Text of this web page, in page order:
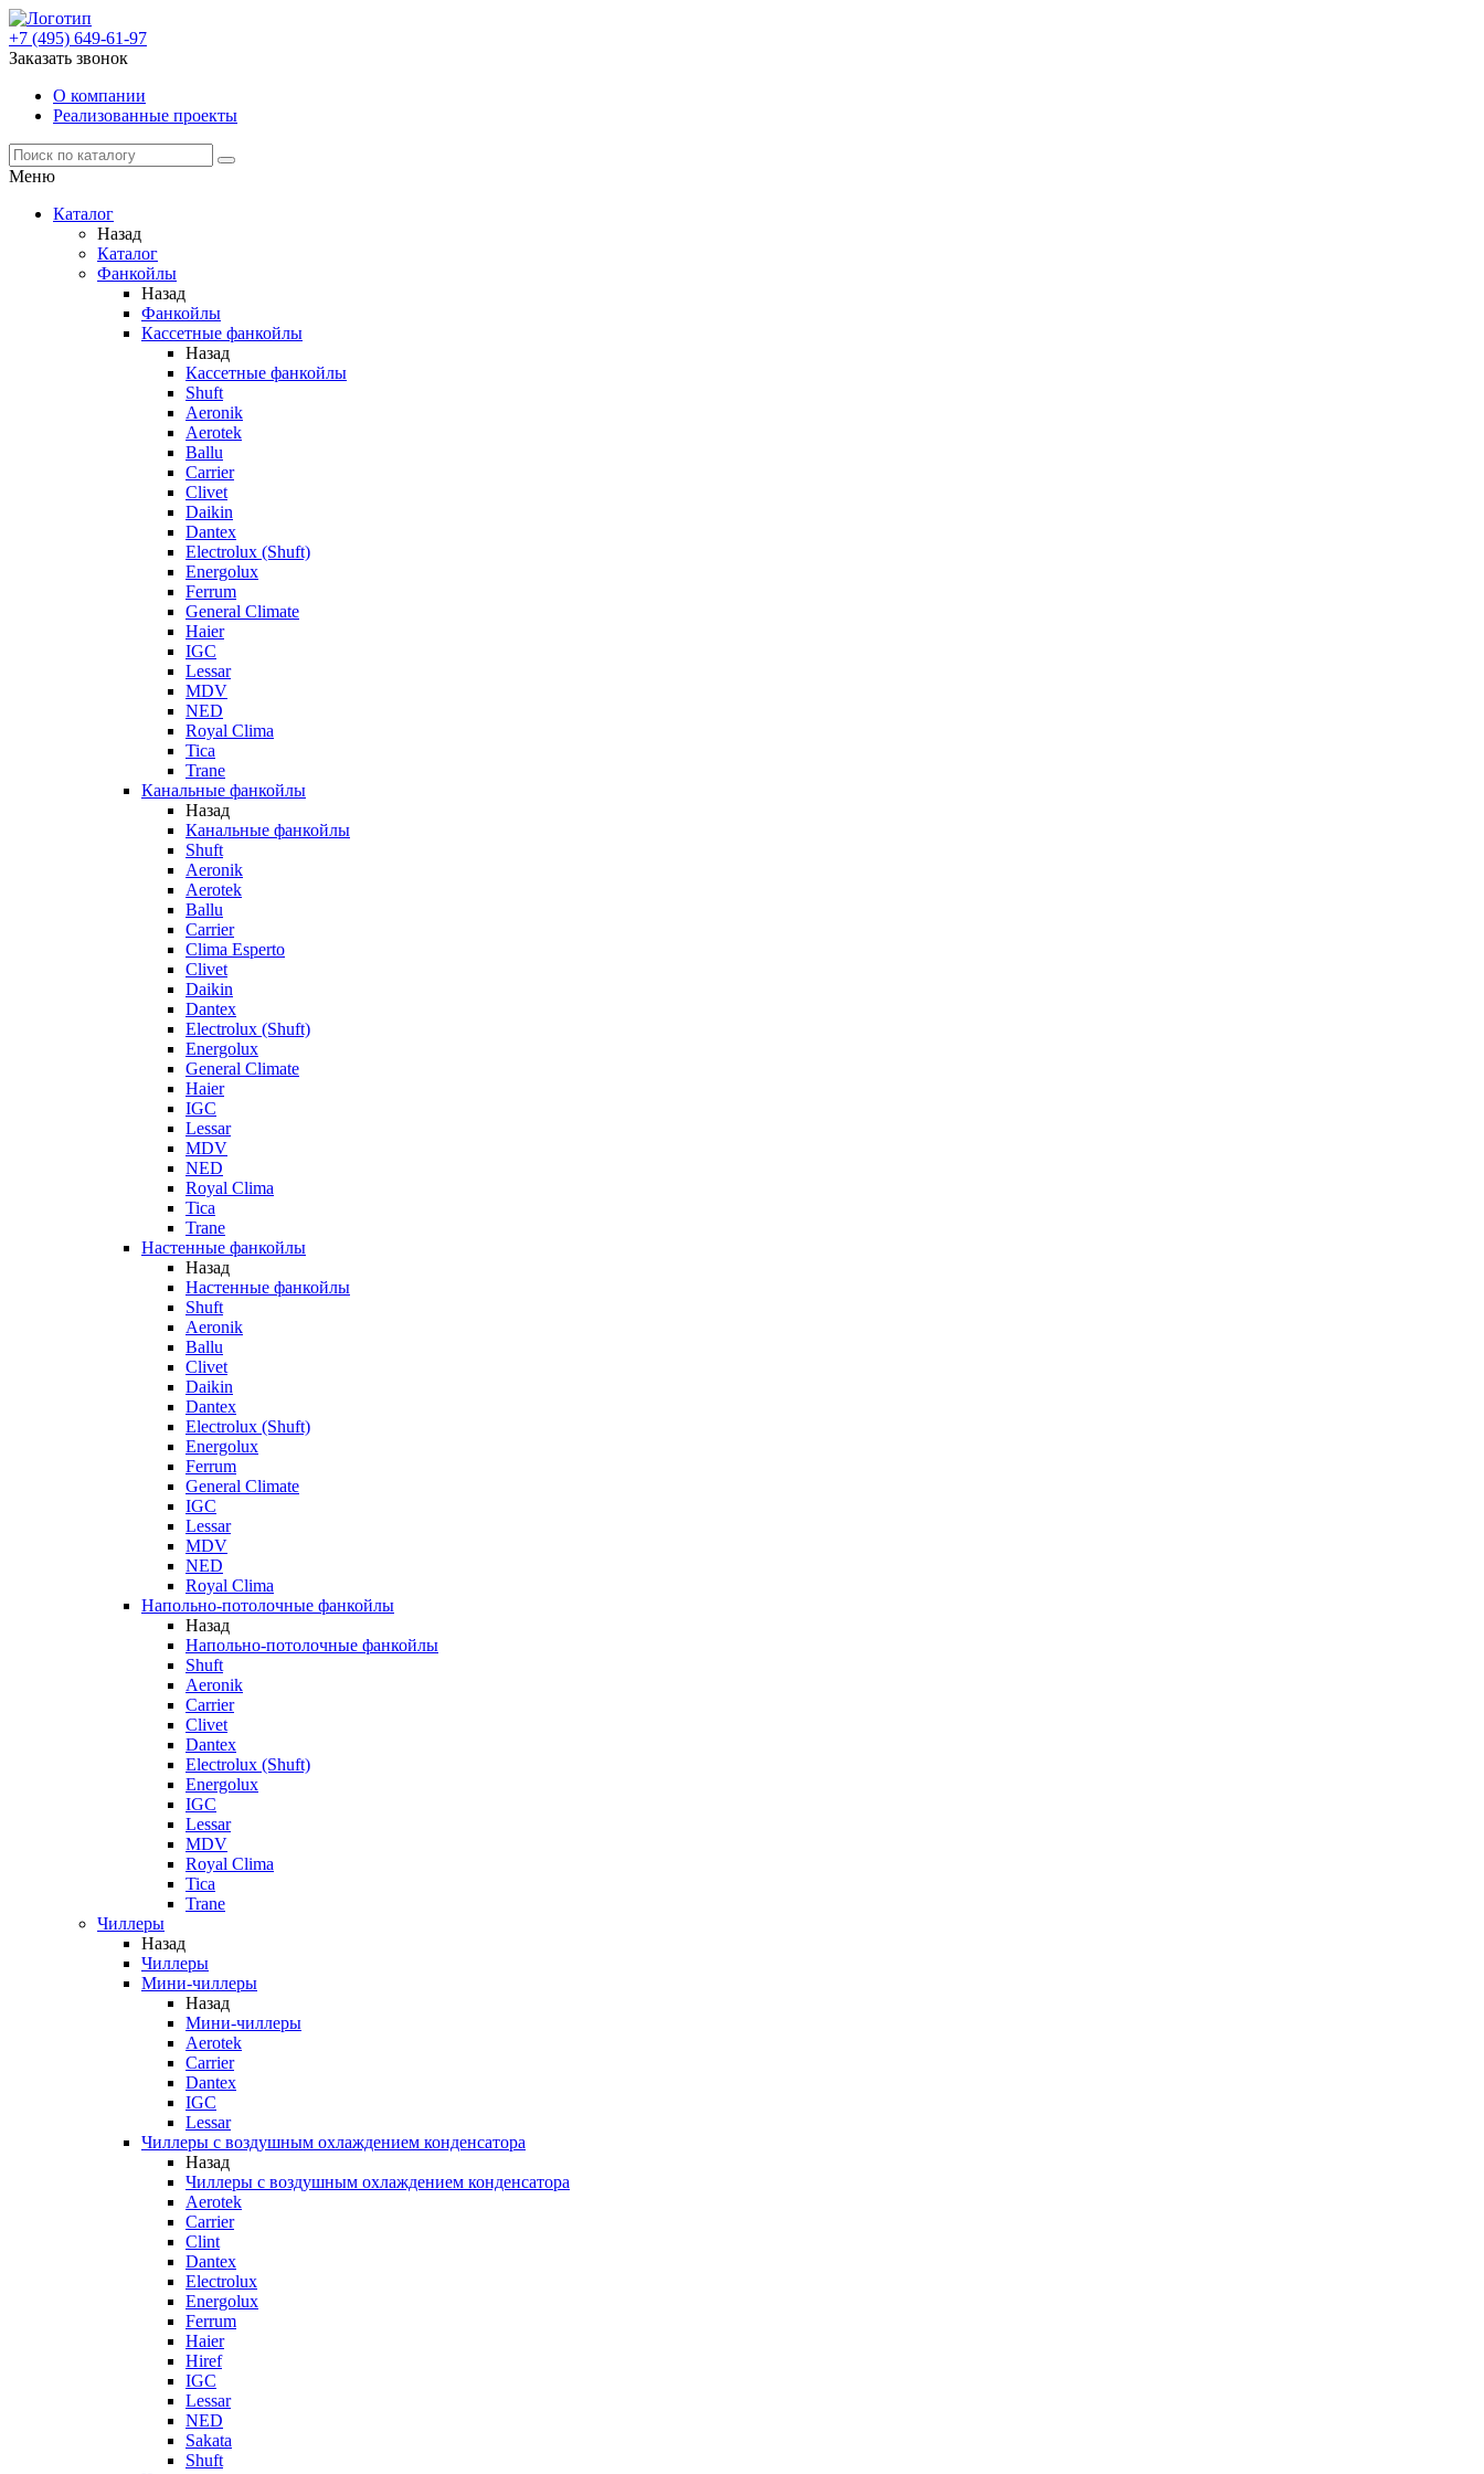
+7 (495) 649-61-97
Заказать звонок
О компании
Реализованные проекты
Меню
Каталог
Назад
Каталог
Фанкойлы
Назад
Фанкойлы
Кассетные фанкойлы
Назад
Кассетные фанкойлы
Shuft
Aeronik
Aerotek
Ballu
Carrier
Clivet
Daikin
Dantex
Electrolux (Shuft)
Energolux
Ferrum
General Climate
Haier
IGC
Lessar
MDV
NED
Royal Clima
Tica
Trane
Канальные фанкойлы
Назад
Канальные фанкойлы
Shuft
Aeronik
Aerotek
Ballu
Carrier
Clima Esperto
Clivet
Daikin
Dantex
Electrolux (Shuft)
Energolux
General Climate
Haier
IGC
Lessar
MDV
NED
Royal Clima
Tica
Trane
Настенные фанкойлы
Назад
Настенные фанкойлы
Shuft
Aeronik
Ballu
Clivet
Daikin
Dantex
Electrolux (Shuft)
Energolux
Ferrum
General Climate
IGC
Lessar
MDV
NED
Royal Clima
Напольно-потолочные фанкойлы
Назад
Напольно-потолочные фанкойлы
Shuft
Aeronik
Carrier
Clivet
Dantex
Electrolux (Shuft)
Energolux
IGC
Lessar
MDV
Royal Clima
Tica
Trane
Чиллеры
Назад
Чиллеры
Мини-чиллеры
Назад
Мини-чиллеры
Aerotek
Carrier
Dantex
IGC
Lessar
Чиллеры с воздушным охлаждением конденсатора
Назад
Чиллеры с воздушным охлаждением конденсатора
Aerotek
Carrier
Clint
Dantex
Electrolux
Energolux
Ferrum
Haier
Hiref
IGC
Lessar
NED
Sakata
Shuft